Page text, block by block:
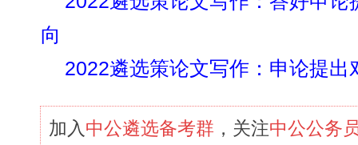
向
2022遴选策论文写作：申论提
加入 中公遴选备考群 ，关注中公公务